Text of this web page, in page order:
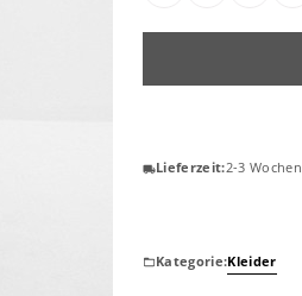
Lieferzeit:2-3 Wochen
Kategorie:Kleider